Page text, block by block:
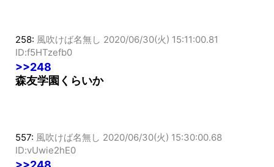
258:風吹けば名無し
ID:f5HTzefb0
>>248
森友学園くらいか
557: 風吹けば名無し
ID:vUwie2hE0